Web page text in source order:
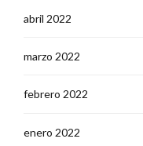
abril 2022
marzo 2022
febrero 2022
enero 2022